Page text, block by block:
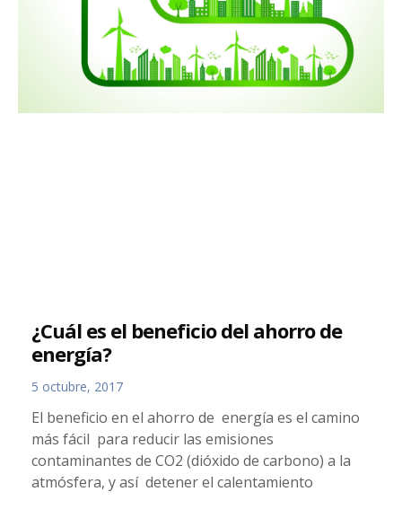
¿Cuál es el beneficio del ahorro de
energía?
5 octubre, 2017
El beneficio en el ahorro de energía es el camino
más fácil para reducir las emisiones
contaminantes de CO2 (dióxido de carbono) a la
atmósfera, y así detener el calentamiento